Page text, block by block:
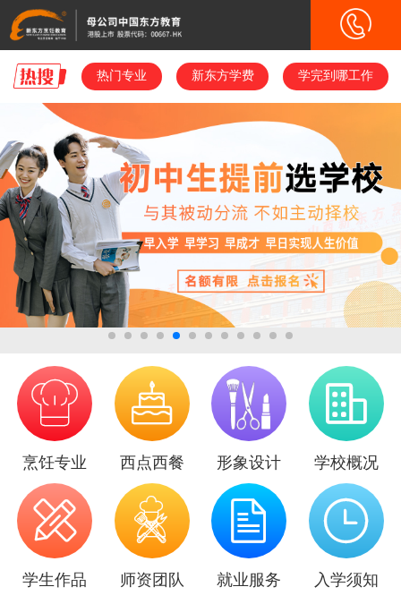
热门专业 新东方学费 学完到哪工作
热门专业 新东方学费 学完到哪工作

烹饪专业 西点西餐 形象设计 学校概况
学生作品 师资团队 就业服务 入学须知